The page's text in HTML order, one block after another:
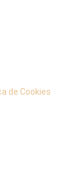
de Cookies